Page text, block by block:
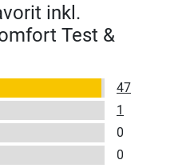
inkl.
Test &
47
1
0
0